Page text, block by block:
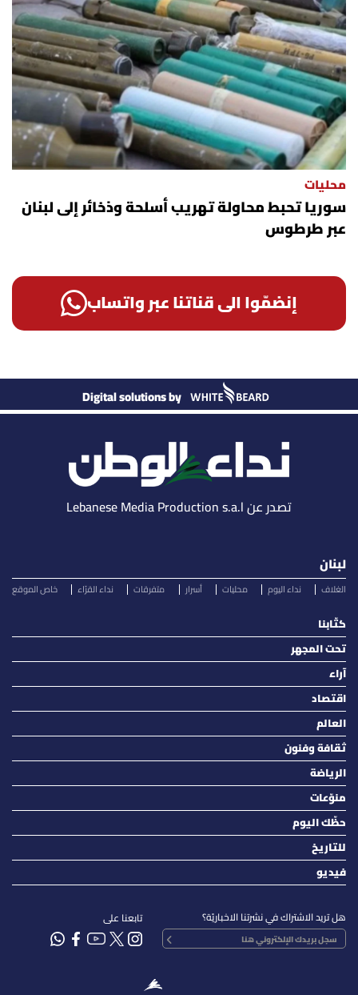
محليات
سوريا تحبط محاولة تهريب أسلحة وذخائر إلى لبنان
عبر طرطوس
إنضمّوا الى قناتنا عبر واتساب
Digital solutions by
تصدر عن Lebanese Media Production s.a.l
لبنان
الغلاف نداء اليوم محليات أسرار متفرقات نداء القرّاء خاص الموقع
كتّابنا
تحت المجهر
آراء
اقتصاد
العالم
ثقافة وفنون
الرياضة
منوّعات
حظّك اليوم
للتاريخ
فيديو
هل تريد الاشتراك في نشرتنا الاخباريّة؟ تابعنا على